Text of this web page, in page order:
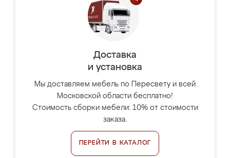
Доставка
и установка
Мы доставляем мебель по Пересвету и всей
Московской области бесплатно!
Стоимость сборки мебели: 10% от стоимости
заказа.
ПЕРЕЙТИ В КАТАЛОГ